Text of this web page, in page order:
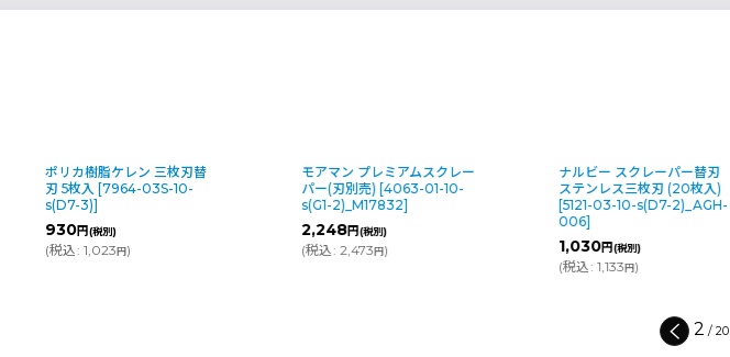
モアマン プレミアムスクレー
パー(刃別売) [4063-01-10-
s(G1-2)_M17832
2,248円(税別)
(税込: 2,473円)
ナルビー スクレーパー替刃
ステンレス三枚刃 (20枚入)
[5121-03-10-s(D7-2)_AGH-
006]
1,030 円(税別)
ナルビー プラ 一枚刃 HARD
(10枚入) - 替刃 [8557-03-
10-s(D7-3)_FGH-104 ]
850
(税込: 935円)
2 / 20